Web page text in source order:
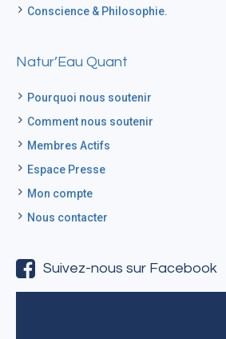
Conscience & Philosophie.
Natur’Eau Quant
Pourquoi nous soutenir
Comment nous soutenir
Membres Actifs
Espace Presse
Mon compte
Nous contacter
Suivez-nous sur Facebook